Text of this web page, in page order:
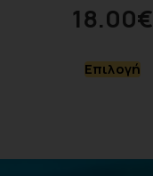
18.00€
Επιλογή